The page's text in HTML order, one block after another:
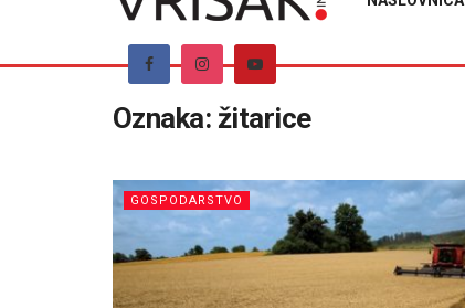
Oznaka: žitarice
GOSPODARSTVO